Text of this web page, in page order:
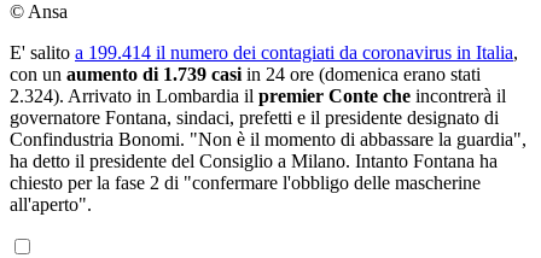
© Ansa
E' salito a 199.414 il numero dei contagiati da coronavirus in Italia,
con un aumento di 1.739 casi in 24 ore (domenica erano stati
2.324). Arrivato in Lombardia il premier Conte che incontrerà il
governatore Fontana, sindaci, prefetti e il presidente designato di
Confindustria Bonomi. "Non è il momento di abbassare la guardia",
ha detto il presidente del Consiglio a Milano. Intanto Fontana ha
chiesto per la fase 2 di "confermare l'obbligo delle mascherine
all'aperto".